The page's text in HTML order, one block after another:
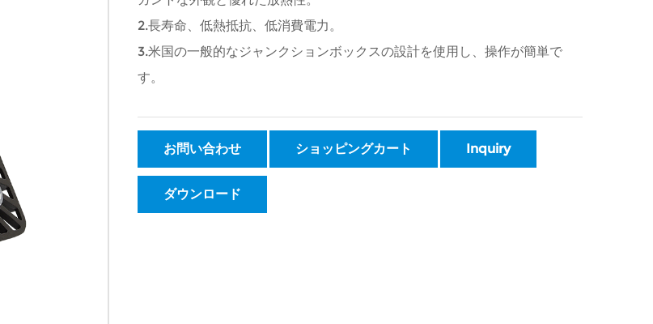
2.長寿命、低熱抵抗、低消費電力。
3.米国の一般的なジャンクションボックスの設計を使用し、操作が簡単で
す。
お問い合わせ ショッピングカート Inquiry
ダウンロード